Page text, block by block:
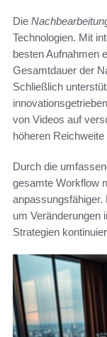
Die
Technologien. Mit
besten Aufnahmen
Gesamtdauer der
Schließlich
von Videos auf
höheren Reichweite
Durch die
gesamte Workflow
anpassungsfähiger.
um Veränderungen
Strategien